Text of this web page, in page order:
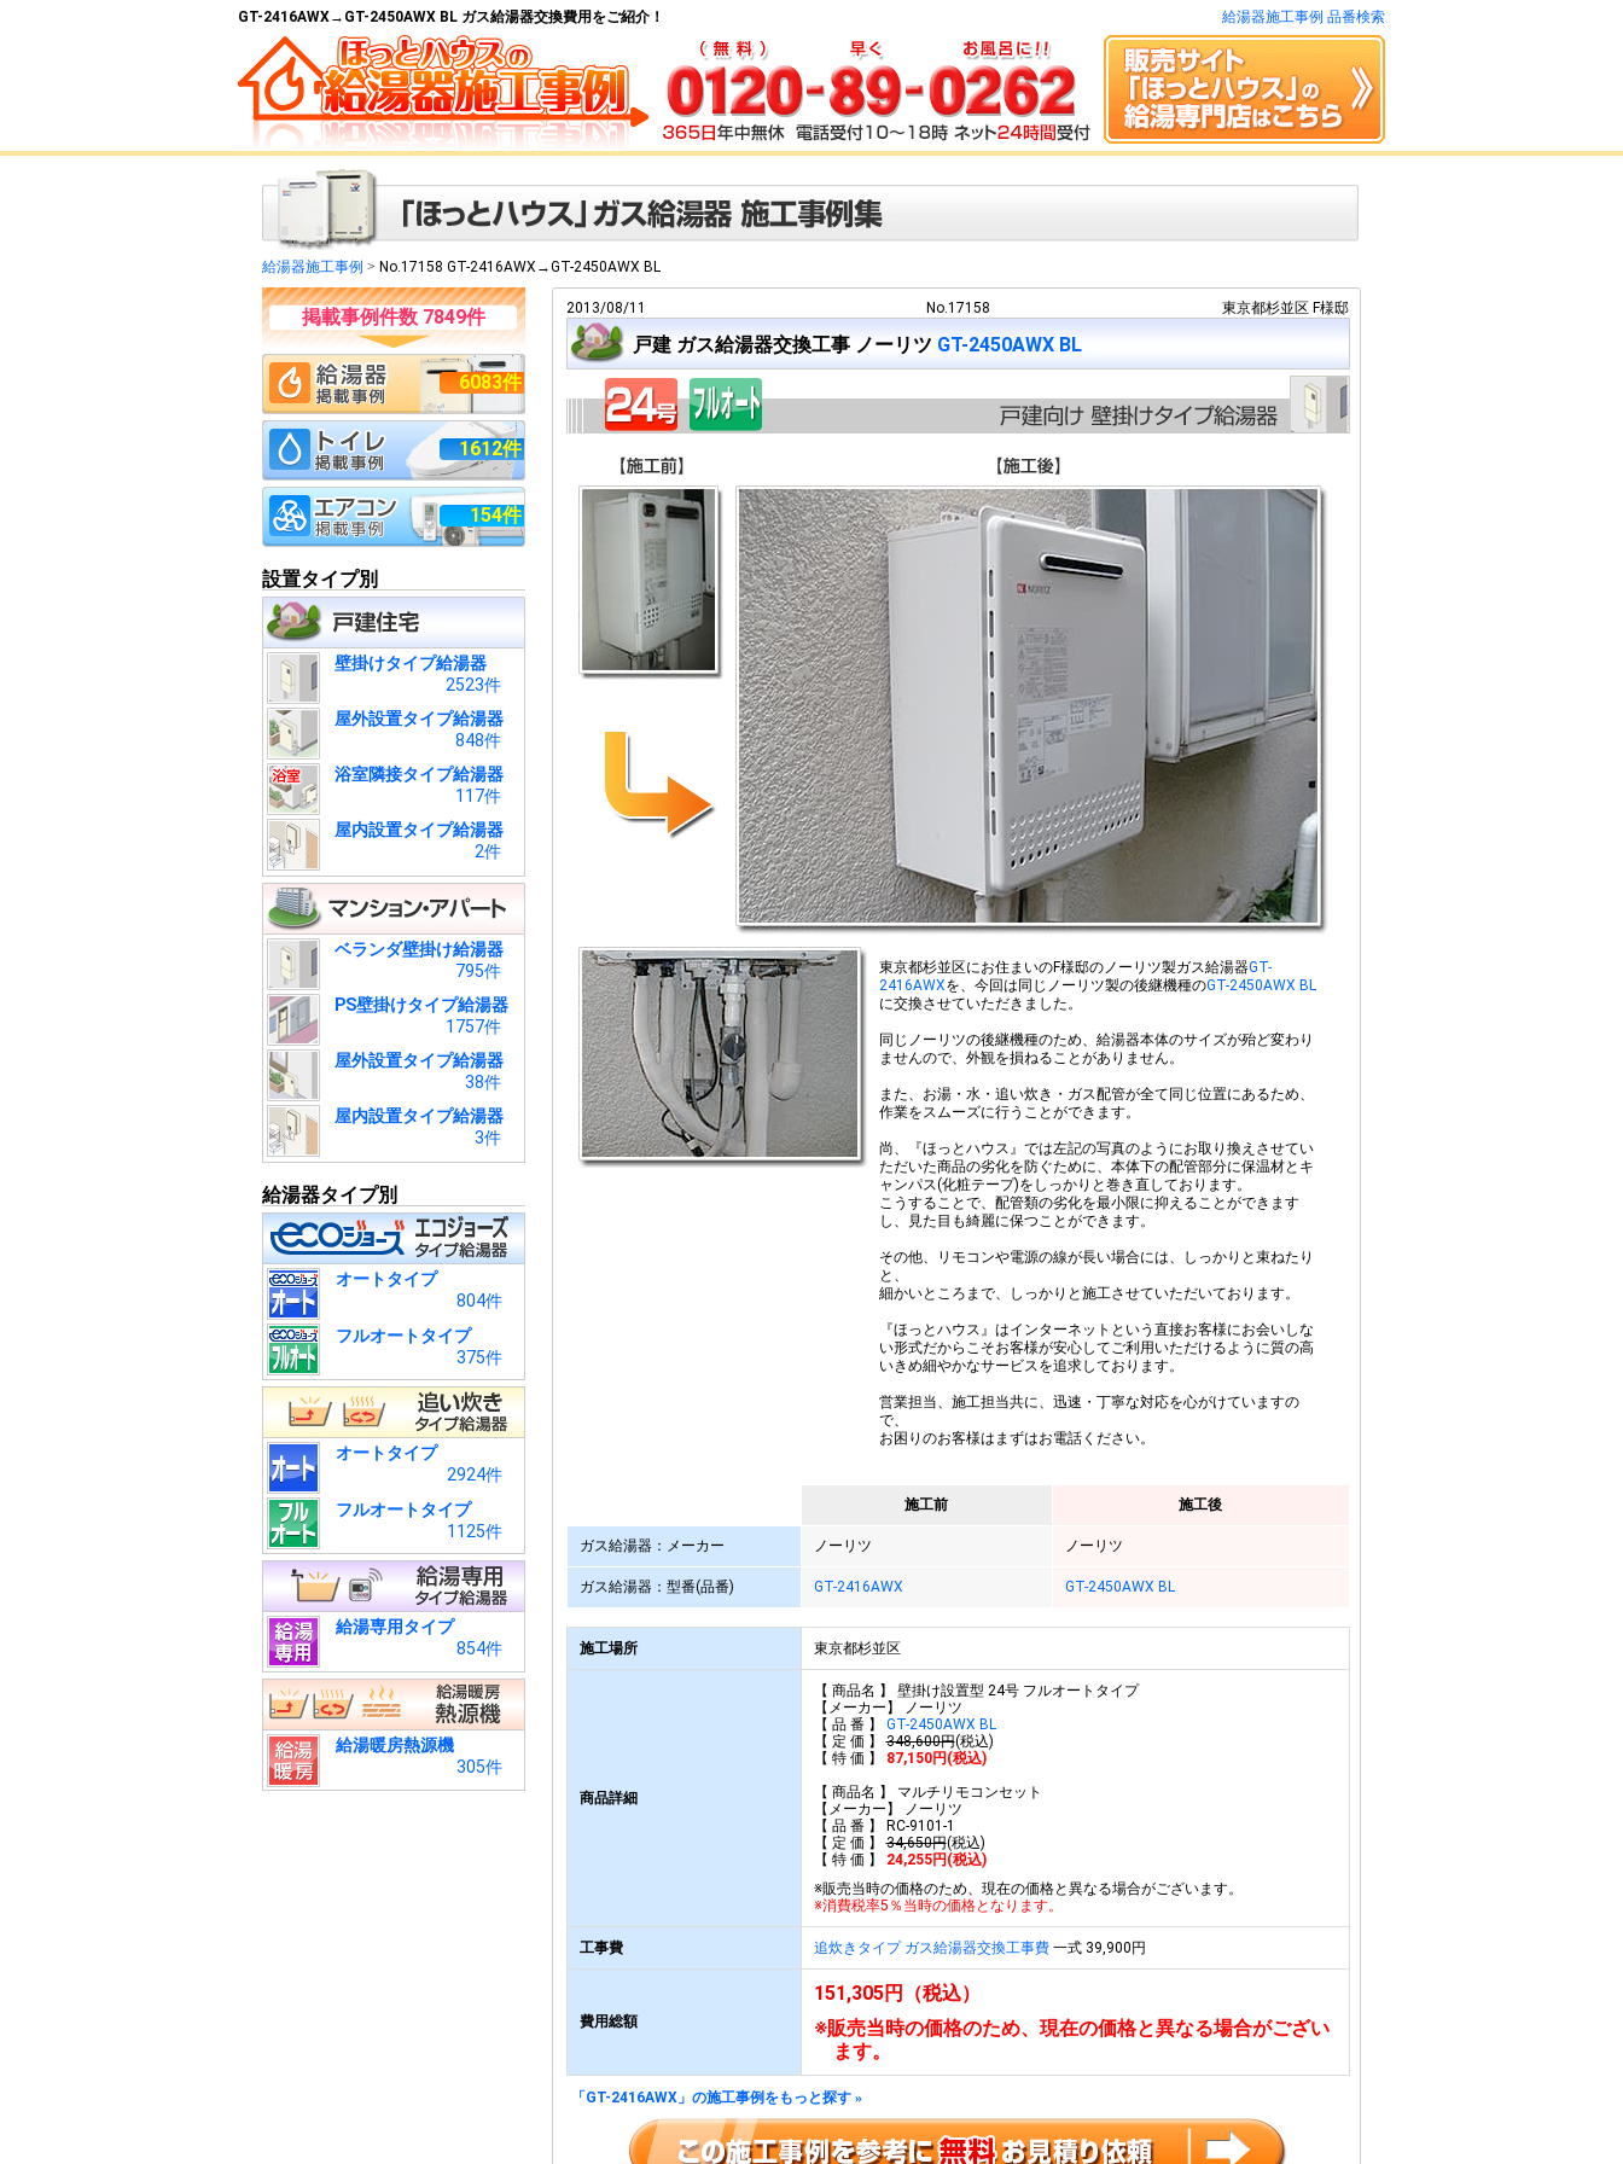
GT-2416AWX→GT-2450AWX BL ガス給湯器交換費用をご紹介！ 給湯器施工事例 品番検索
給湯器施工事例 > No.17158 GT-2416AWX→GT-2450AWX BL
掲載事例件数 7849件
6083件
1612件
154件
設置タイプ別
壁掛けタイプ給湯器
2523件
屋外設置タイプ給湯器
848件
浴室隣接タイプ給湯器
117件
屋内設置タイプ給湯器
2件
ベランダ壁掛け給湯器
795件
PS壁掛けタイプ給湯器
1757件
屋外設置タイプ給湯器
38件
屋内設置タイプ給湯器
3件
給湯器タイプ別
オートタイプ
804件
フルオートタイプ
375件
オートタイプ
2924件
フルオートタイプ
1125件
給湯専用タイプ
854件
給湯暖房熱源機
305件
2013/08/11 No.17158 東京都杉並区 F様邸
戸建 ガス給湯器交換工事 ノーリツ GT-2450AWX BL
東京都杉並区にお住まいのF様邸のノーリツ製ガス給湯器GT-
2416AWXを、今回は同じノーリツ製の後継機種のGT-2450AWX BL
に交換させていただきました。
同じノーリツの後継機種のため、給湯器本体のサイズが殆ど変わり
ませんので、外観を損ねることがありません。
また、お湯・水・追い炊き・ガス配管が全て同じ位置にあるため、
作業をスムーズに行うことができます。
尚、『ほっとハウス』では左記の写真のようにお取り換えさせてい
ただいた商品の劣化を防ぐために、本体下の配管部分に保温材とキ
ャンパス(化粧テープ)をしっかりと巻き直しております。
こうすることで、配管類の劣化を最小限に抑えることができます
し、見た目も綺麗に保つことができます。
その他、リモコンや電源の線が長い場合には、しっかりと束ねたり
と、
細かいところまで、しっかりと施工させていただいております。
『ほっとハウス』はインターネットという直接お客様にお会いしな
い形式だからこそお客様が安心してご利用いただけるように質の高
いきめ細やかなサービスを追求しております。
営業担当、施工担当共に、迅速・丁寧な対応を心がけていますの
で、
お困りのお客様はまずはお電話ください。
施工前 施工後
ガス給湯器：メーカー ノーリツ ノーリツ
ガス給湯器：型番(品番) GT-2416AWX GT-2450AWX BL
施工場所 東京都杉並区
商品詳細
【 商品名 】 壁掛け設置型 24号 フルオートタイプ
【メーカー】 ノーリツ
【 品 番 】 GT-2450AWX BL
【 定 価 】348,600円(税込)
【 特 価 】
87,150円(税込)
【 商品名 】 マルチリモコンセット
【メーカー】 ノーリツ
【 品 番 】 RC-9101-1
【 定 価 】34,650円(税込)
【 特 価 】
24,255円(税込)
※販売当時の価格のため、現在の価格と異なる場合がございます。
※消費税率5％当時の価格となります。
工事費 追炊きタイプ ガス給湯器交換工事費一式 39,900円
費用総額
151,305円（税込）
※販売当時の価格のため、現在の価格と異なる場合がござい
ます。
「GT-2416AWX」の施工事例をもっと探す »